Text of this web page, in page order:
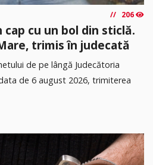
206
cu un bol din sticlă.
trimis în judecată
de pe lângă Judecătoria
de 6 august 2026, trimiterea